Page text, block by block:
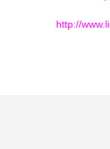
http://